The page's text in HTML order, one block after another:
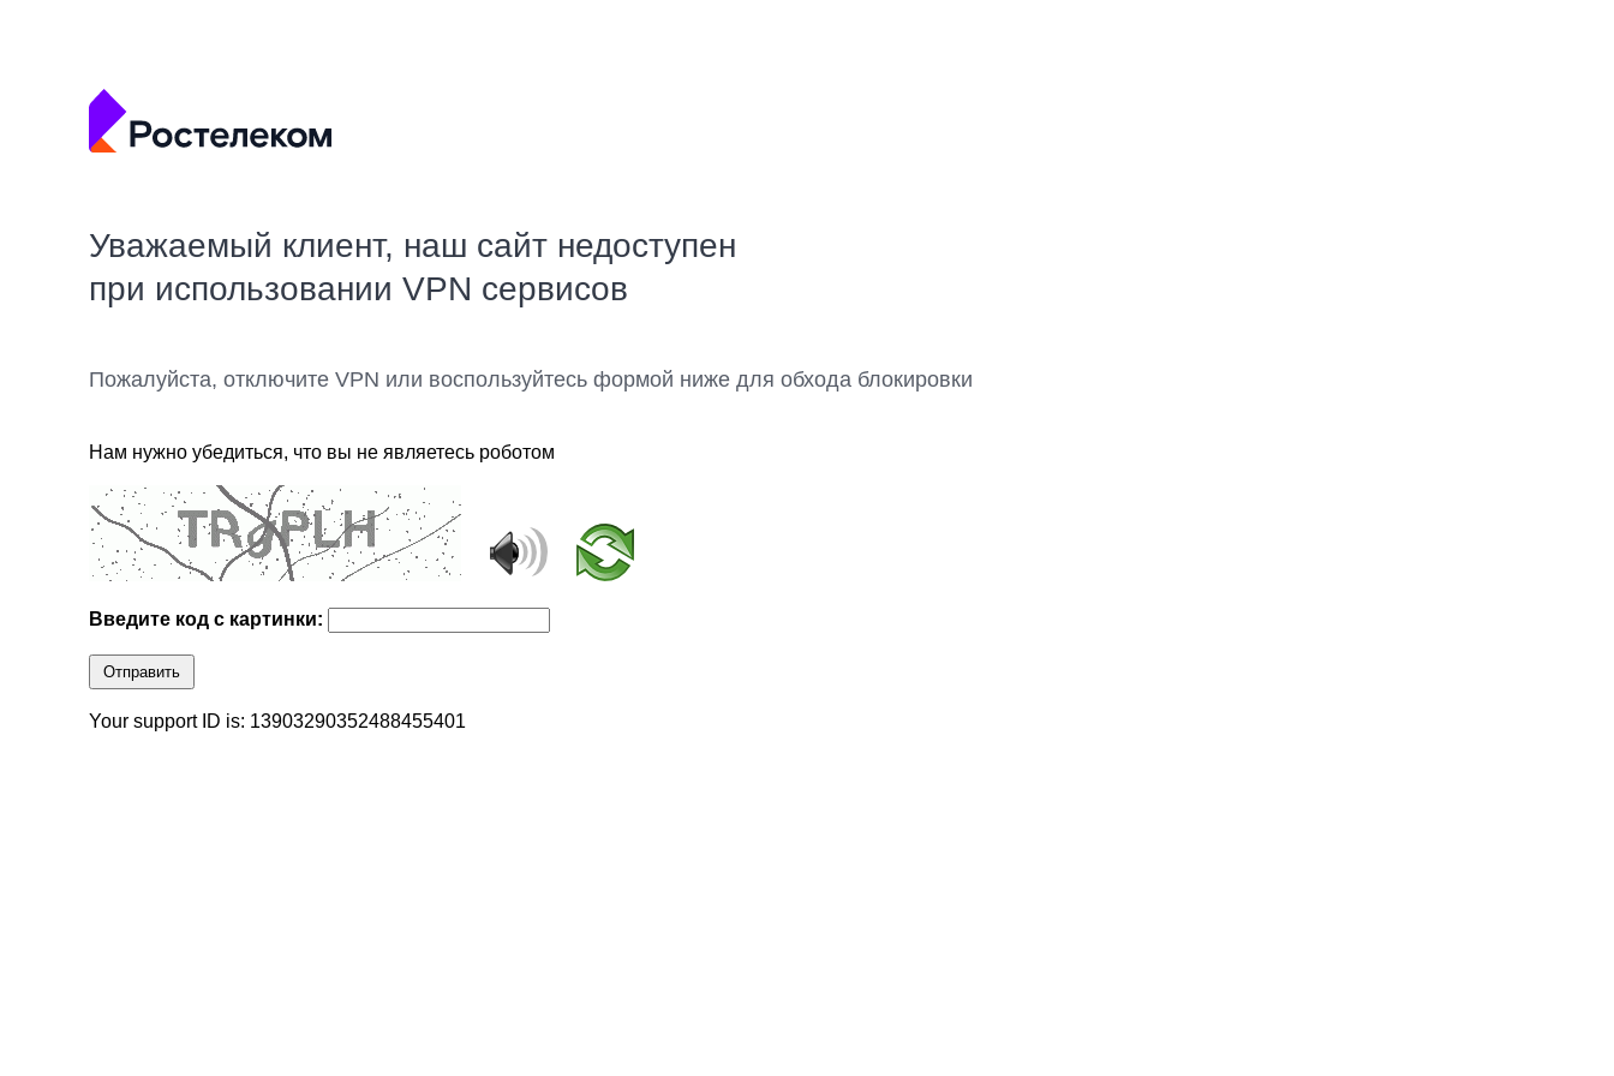
Уважаемый клиент, наш сайт недоступен
при использовании VPN сервисов
Пожалуйста, отключите VPN или воспользуйтесь формой ниже для обхода блокировки
Нам нужно убедиться, что вы не являетесь роботом
Введите код с картинки:
Отправить
Your support ID is: 13903290352488455401